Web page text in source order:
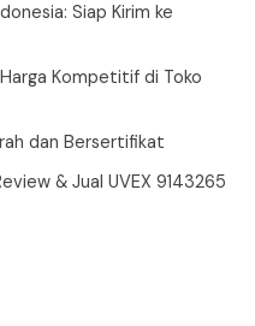
Siap Kirim ke
Kompetitif di Toko
dan Bersertifikat
& Jual UVEX 9143265